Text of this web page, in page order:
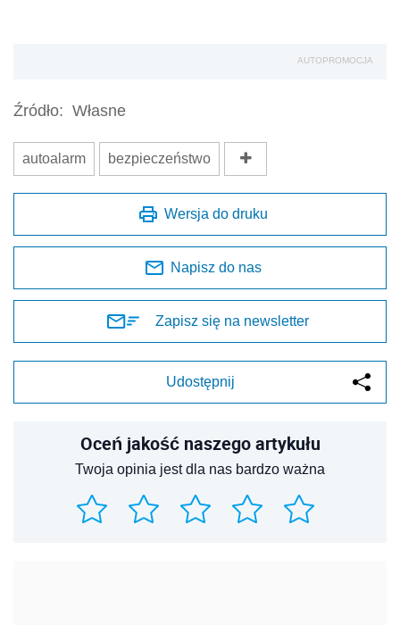
AUTOPROMOCJA
Źródło: Własne
autoalarm bezpieczeństwo
Wersja do druku
Napisz do nas
Zapisz się na newsletter
Udostępnij
Oceń jakość naszego artykułu
Twoja opinia jest dla nas bardzo ważna